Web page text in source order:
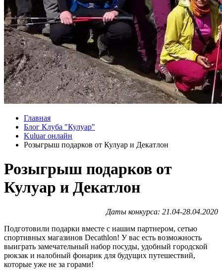
Главная
Блог Клуба "Кулуар"
Kuluar онлайн
Розыгрыш подарков от Кулуар и Декатлон
Розыгрыш подарков от
Кулуар и Декатлон
Даты конкурса: 21.04-28.04.2020
Подготовили подарки вместе с нашим партнером, сетью
спортивных магазинов Decathlon! У вас есть возможность
выиграть замечательный набор посуды, удобный городской
рюкзак и налобный фонарик для будущих путешествий,
которые уже не за горами!